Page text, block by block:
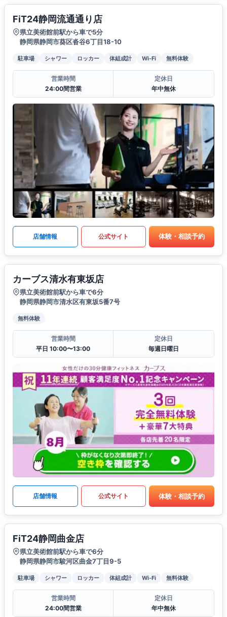
FiT24静岡流通通り店
県立美術館前駅から車で5分
静岡県静岡市葵区沓谷6丁目18-10
駐車場 シャワー ロッカー 体組成計 Wi-Fi 無料体験
営業時間
24:00間営業
定休日
年中無休
店舗情報 公式サイト 体験・相談予約
カーブス清水有東坂店
県立美術館前駅から車で6分
静岡県静岡市清水区有東坂5番7号
無料体験
営業時間
平日 10:00〜13:00
定休日
毎週日曜日
店舗情報 公式サイト 体験・相談予約
FiT24静岡曲金店
県立美術館前駅から車で6分
静岡県静岡市駿河区曲金7丁目9-5
駐車場 シャワー ロッカー 体組成計 Wi-Fi 無料体験
営業時間
24:00間営業
定休日
年中無休